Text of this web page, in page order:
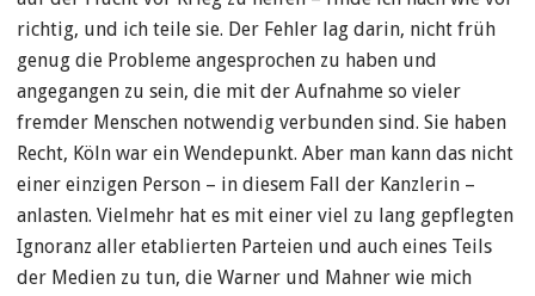
richtig, und ich teile sie. Der Fehler lag darin, nicht früh
genug die Probleme angesprochen zu haben und
angegangen zu sein, die mit der Aufnahme so vieler
fremder Menschen notwendig verbunden sind. Sie haben
Recht, Köln war ein Wendepunkt. Aber man kann das nicht
einer einzigen Person – in diesem Fall der Kanzlerin –
anlasten. Vielmehr hat es mit einer viel zu lang gepflegten
Ignoranz aller etablierten Parteien und auch eines Teils
der Medien zu tun, die Warner und Mahner wie mich